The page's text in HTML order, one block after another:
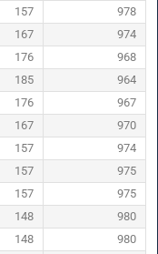
157
978
167
974
176
968
185
964
176
967
167
970
157
974
157
975
157
975
148
980
148
980